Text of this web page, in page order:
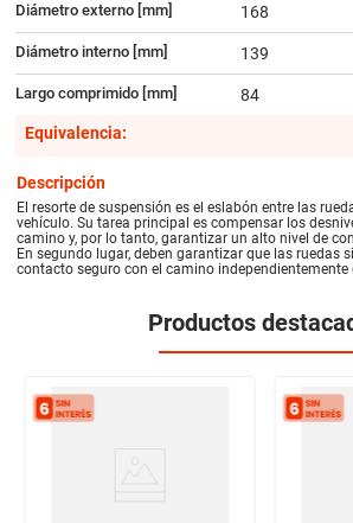
Diámetro externo [mm] 168
Diámetro interno [mm] 139
Largo comprimido [mm]
84
Equivalencia:
Descripción
El resorte de suspensión es el eslabón entre las
vehículo. Su tarea principal es compensar los
camino y, por lo tanto, garantizar un alto nivel de
En segundo lugar, deben garantizar que las ruedas
contacto seguro con el camino independientemente
Productos